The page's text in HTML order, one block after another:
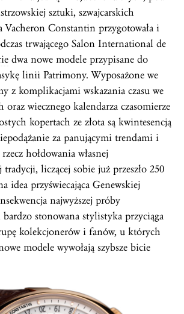
sztuki, szwajcarskich
Constantin przygotowała i
trwającego Salon International de
dwa nowe modele przypisane do
linii Patrimony. Wyposażone we
z komplikacjami wskazania czasu we
oraz wiecznego kalendarza czasomierze
kopertach ze złota są kwintesencją
za panującymi trendami i
hołdowania własnej
tradycji, liczącej sobie już przeszło 250
idea przyświecająca Genewskiej
najwyższej próby
bardzo stonowana stylistyka przyciąga
kolekcjonerów i fanów, u których
modele wywołają szybsze bicie